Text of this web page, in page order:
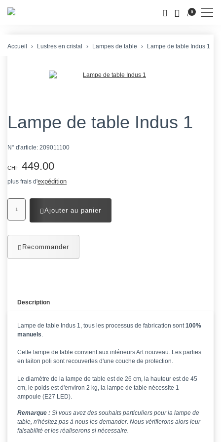
0
Accueil Lustres en cristal Lampes de table Lampe de table Indus 1
Lampe de table Indus 1
N° d'article: 209011100
CHF 449.00
plus frais d'expédition
Ajouter au panier
Recommander
Description
Lampe de table Indus 1, tous les processus de fabrication sont100%
manuels.
Cette lampe de table convient aux intérieurs Art nouveau. Les parties
en laiton poli sont recouvertes d'une couche de protection.
Le diamètre de la lampe de table est de 26 cm, la hauteur est de 45
cm, le poids est d'environ 2 kg, la lampe de table nécessite 1
ampoule (E27 LED).
Remarque : Si vous avez des souhaits particuliers pour la lampe de
table, n'hésitez pas à nous les demander. Nous vérifierons alors leur
faisabilité et les réaliserons si nécessaire.